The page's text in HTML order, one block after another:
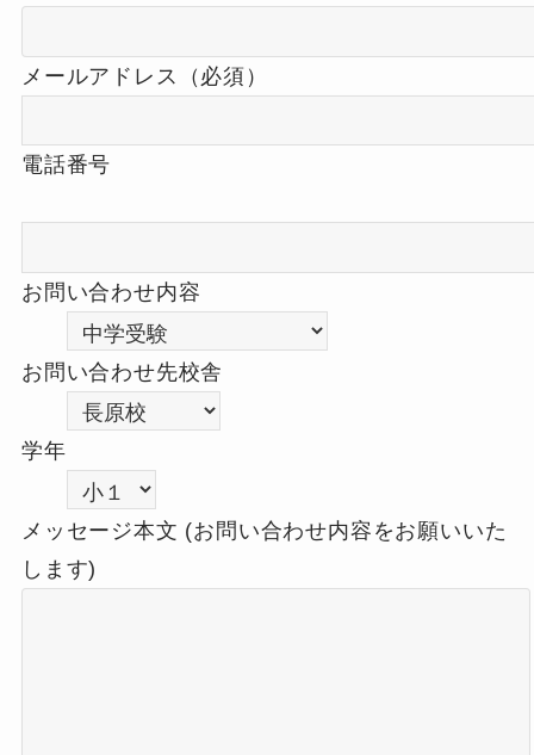
メールアドレス（必須）
電話番号
お問い合わせ内容
お問い合わせ先校舎
学年
メッセージ本文 (お問い合わせ内容をお願いいた
します)